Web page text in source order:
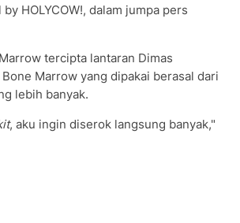
HOLYCOW!, dalam jumpa pers
tercipta lantaran Dimas
Marrow yang dipakai berasal dari
lebih banyak.
, aku ingin diserok langsung banyak,"